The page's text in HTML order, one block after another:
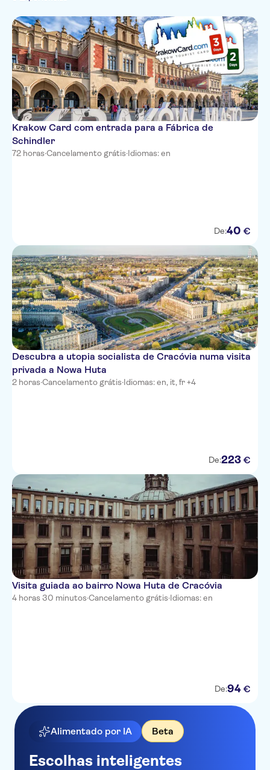
Polonês
Russo
Krakow Card com entrada para a Fábrica de
Schindler
72 horas·Cancelamento grátis·Idiomas: en
De:40 €
Descubra a utopia socialista de Cracóvia numa visita
privada a Nowa Huta
2 horas·Cancelamento grátis·Idiomas: en, it, fr +4
De:223 €
Visita guiada ao bairro Nowa Huta de Cracóvia
4 horas 30 minutos·Cancelamento grátis·Idiomas: en
De:94 €
Alimentado por IA Beta
Escolhas inteligentes